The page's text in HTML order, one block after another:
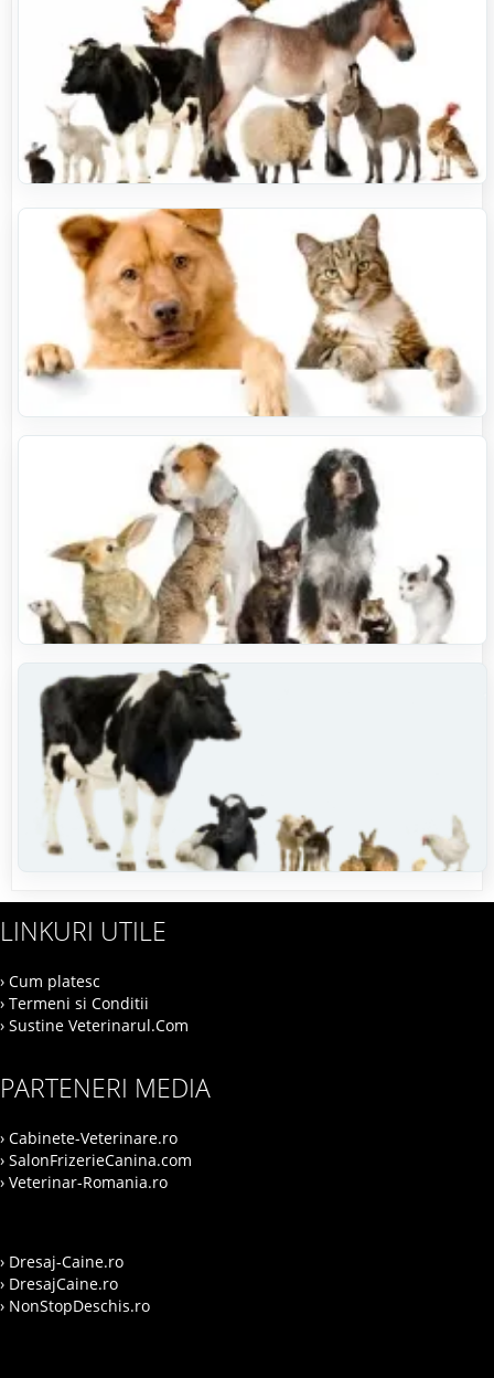
LINKURI UTILE
› Cum platesc
› Termeni si Conditii
› Sustine Veterinarul.Com
PARTENERI MEDIA
› Cabinete-Veterinare.ro
› SalonFrizerieCanina.com
› Veterinar-Romania.ro
› Dresaj-Caine.ro
› DresajCaine.ro
› NonStopDeschis.ro